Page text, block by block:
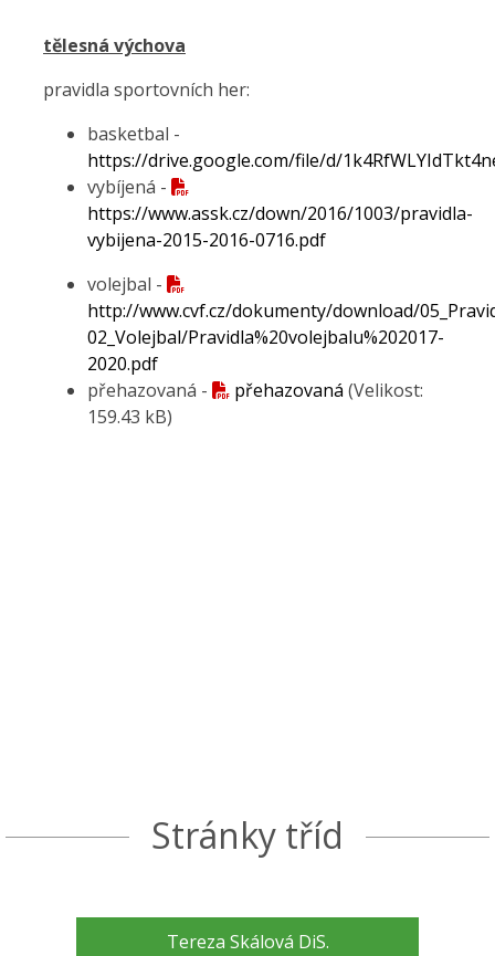
tělesná výchova
pravidla sportovních her:
basketbal -
https://drive.google.com/file/d/
vybíjená -
https://www.assk.cz/down/2016/1003/pravidla-
vybijena-2015-2016-0716.pdf
volejbal -
http://www.cvf.cz/dokumenty/download/
02_Volejbal/Pravidla%20volejbalu%202017-
2020.pdf
přehazovaná -
přehazovaná (Velikost:
159.43 kB)
Stránky tříd
Tereza Skálová DiS.